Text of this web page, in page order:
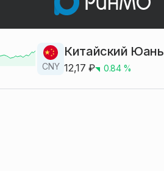
CNY
Китайский Юань
12,17 ₽ 0.84%